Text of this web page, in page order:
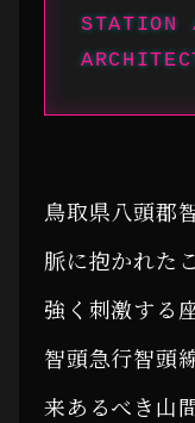
STATION
鳥取県八頭郡
脈に抱かれた
強く刺激する
智頭急行智頭
来あるべき山